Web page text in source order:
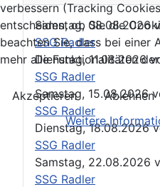
Samstag, 08.08.2026
SSG Radler
Dienstag, 11.08.2026
SSG Radler
Samstag, 15.08.2026
SSG Radler
Dienstag, 18.08.2026
SSG Radler
Samstag, 22.08.2026
SSG Radler
verbessern (Tracking
entscheiden, ob Sie die
beachten Sie, dass bei einer
mehr alle Funktionalitäten
Akzeptieren
Ablehnen
Weitere